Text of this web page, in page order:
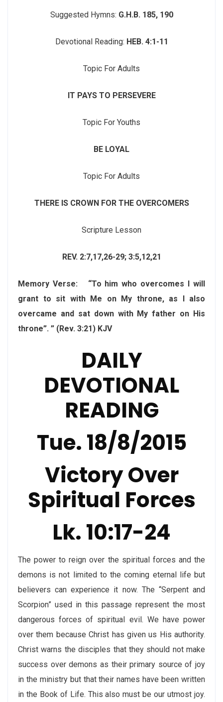
Suggested Hymns: G.H.B. 185, 190
Devotional Reading: HEB. 4:1-11
Topic For Adults
IT PAYS TO PERSEVERE
Topic For Youths
BE LOYAL
Topic For Adults
THERE IS CROWN FOR THE OVERCOMERS
Scripture Lesson
REV. 2:7,17,26-29; 3:5,12,21
Memory Verse: “To him who overcomes I will
grant to sit with Me on My throne, as I also
overcame and sat down with My father on His
throne”. ” (Rev. 3:21) KJV
DAILY
DEVOTIONAL
READING
Tue. 18/8/2015
Victory Over
Spiritual Forces
Lk. 10:17-24
The power to reign over the spiritual forces and the
demons is not limited to the coming eternal life but
believers can experience it now. The “Serpent and
Scorpion” used in this passage represent the most
dangerous forces of spiritual evil. We have power
over them because Christ has given us His authority.
Christ warns the disciples that they should not make
success over demons as their primary source of joy
in the ministry but that their names have been written
in the Book of Life. This also must be our utmost joy.